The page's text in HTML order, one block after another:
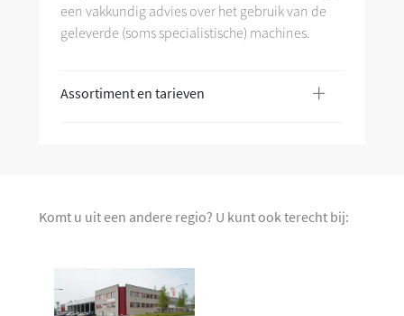
een vakkundig advies over het gebruik van de
geleverde (soms specialistische) machines.
Assortiment en tarieven +
Komt u uit een andere regio? U kunt ook terecht bij: